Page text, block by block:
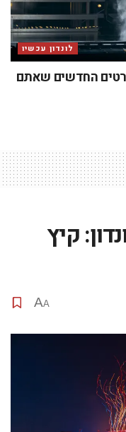
לונדון עכשיו
החדשים שאתם
קיץ
A
A